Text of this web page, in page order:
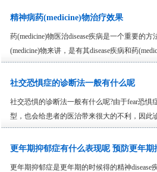
精神病药(medicine)物治疗效果
药(medicine)物医治disease疾病是一个重要的
(medicine)物来讲，是有其disease疾病和药
社交恐惧症的诊断法一般有什么呢
社交恐惧的诊断法一般有什么呢?由于fear恐
型，也会给患者的医治带来很大的不利，因此
更年期抑郁症有什么表现呢 预防更年期
更年期抑郁症是更年期的时候得的精神disease